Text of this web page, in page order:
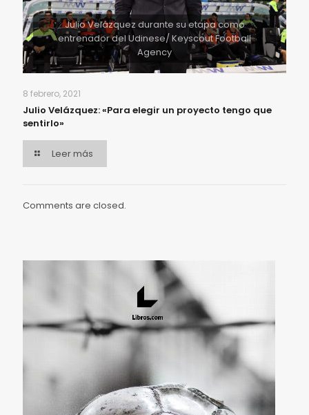
Julio Velázquez durante su etapa como
entrenador del Udinese/ Keyscout Football
Agency
8 febrero, 2021
Julio Velázquez: «Para elegir un proyecto tengo que
sentirlo»
Leer más
Comments are closed.